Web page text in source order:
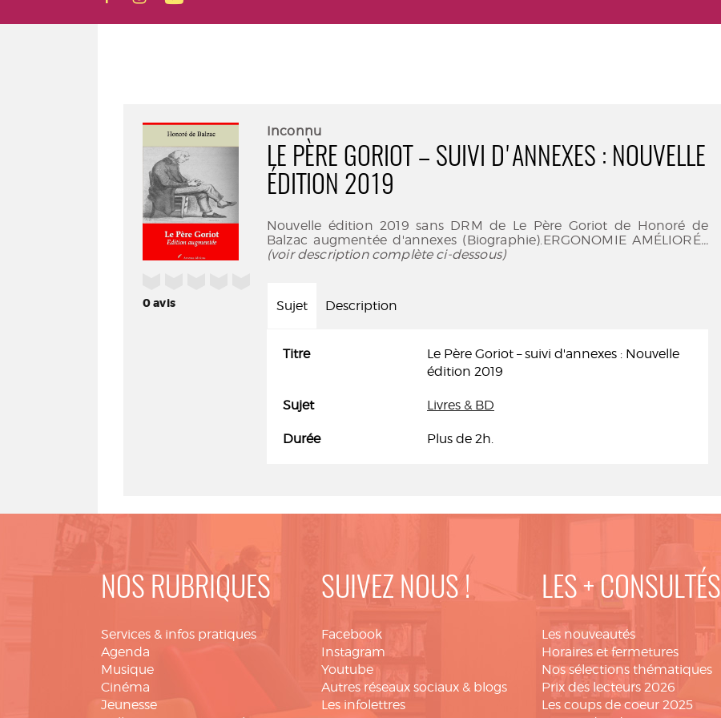
0avis
Inconnu
LE PÈRE GORIOT – SUIVI D'ANNEXES : NOUVELLE
ÉDITION 2019
Nouvelle édition 2019 sans DRM de Le Père Goriot de Honoré de
Balzac augmentée d'annexes (Biographie).ERGONOMIE AMÉLIORÉ...
(voir description complète ci-dessous)
Sujet Description
Titre
Le Père Goriot – suivi d'annexes : Nouvelle
édition 2019
Sujet Livres & BD
Durée Plus de 2h.
NOS RUBRIQUES
Services & infos pratiques
Agenda
Musique
Cinéma
Jeunesse
SUIVEZ NOUS !
Facebook
Instagram
Youtube
Autres réseaux sociaux & blogs
Les infolettres
LES + CONSULTÉS
Les nouveautés
Horaires et fermetures
Nos sélections thématiques
Prix des lecteurs 2026
Les coups de coeur 2025